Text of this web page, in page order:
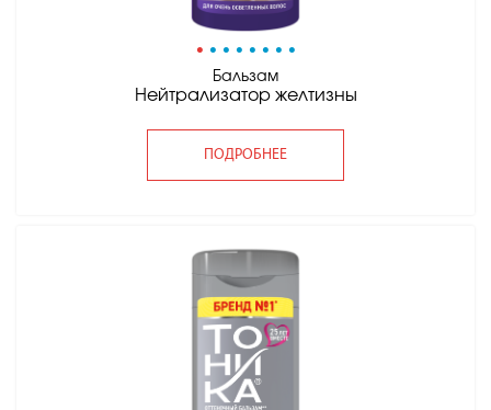
• • • • • • • •
Бальзам
Нейтрализатор желтизны
ПОДРОБНЕЕ